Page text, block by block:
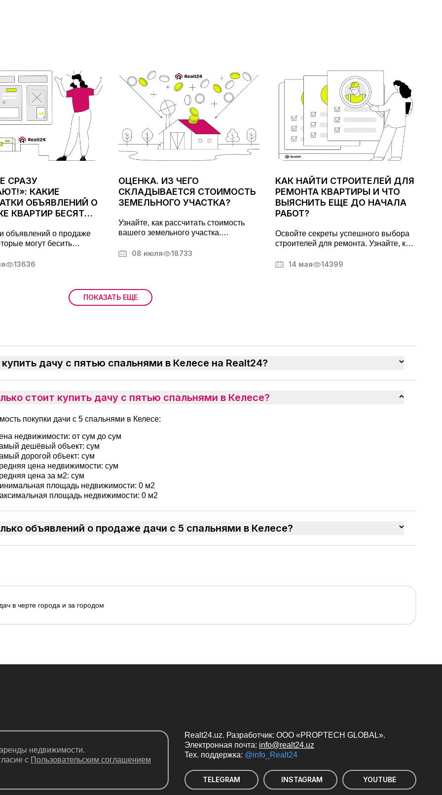
СРАЗУ
КАКИЕ
ОБЪЯВЛЕНИЙ О
КВАРТИР БЕСЯТ
объявлений о продаже
могут бесить
цен, скрытых проблем и
13636
ОЦЕНКА. ИЗ ЧЕГО
СКЛАДЫВАЕТСЯ СТОИМОСТЬ
ЗЕМЕЛЬНОГО УЧАСТКА?
Узнайте, как рассчитать стоимость
вашего земельного участка.
важные критерии и правовые
08 июля 18733
КАК НАЙТИ СТРОИТЕЛЕЙ ДЛЯ
РЕМОНТА КВАРТИРЫ И ЧТО
ВЫЯСНИТЬ ЕЩЕ ДО НАЧАЛА
РАБОТ?
Освойте секреты успешного выбора
строителей для ремонта. Узнайте, как
проблем, проверить лицензии и
14 мая 14399
ПОКАЗАТЬ ЕЩЕ
дачу с пятью спальнями в Келесе на Realt24?
стоит купить дачу с пятью спальнями в Келесе?
покупки дачи с 5 спальнями в Келесе:
недвижимости: от сум до сум
дешёвый объект: сум
дорогой объект: сум
цена недвижимости: сум
цена за м2: сум
площадь недвижимости: 0 м2
площадь недвижимости: 0 м2
объявлений о продаже дачи с 5 спальнями в Келесе?
в черте города и за городом
недвижимости.
с Пользовательским соглашением
Realt24.uz. Разработчик: ООО «PROPTECH GLOBAL».
Электронная почта: info@realt24.uz
Teх. поддержка: @info_Realt24
TELEGRAM INSTAGRAM YOUTUBE